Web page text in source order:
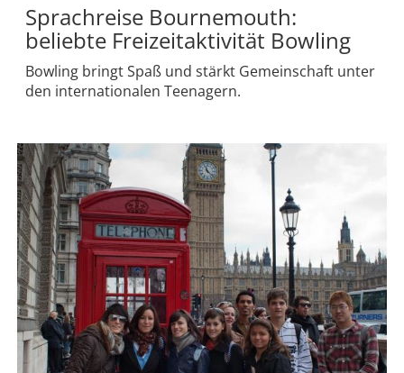
Sprachreise Bournemouth:
beliebte Freizeitaktivität Bowling
Bowling bringt Spaß und stärkt Gemeinschaft unter
den internationalen Teenagern.